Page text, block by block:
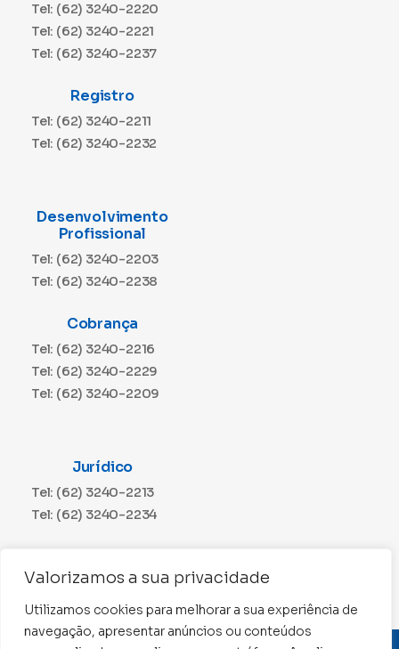
Valorizamos a sua privacidade
Utilizamos cookies para melhorar a sua experiência de
navegação, apresentar anúncios ou conteúdos
Tel: (62) 3240-2220
Tel: (62) 3240-2221
Tel: (62) 3240-2237
Registro
Tel: (62) 3240-2211
Tel: (62) 3240-2232
Desenvolvimento
Profissional
Tel: (62) 3240-2203
Tel: (62) 3240-2238
Cobrança
Tel: (62) 3240-2216
Tel: (62) 3240-2229
Tel: (62) 3240-2209
Jurídico
Tel: (62) 3240-2213
Tel: (62) 3240-2234
Tel: (62) 3240-2230